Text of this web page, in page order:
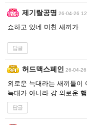
제기랄공명 26-04-26
쇼하고 있네 미친 새끼가
답글
허드맥스페인 26-04-
외로운 늑대라는 새끼들이
늑대가 아니라 걍 외로운
답글